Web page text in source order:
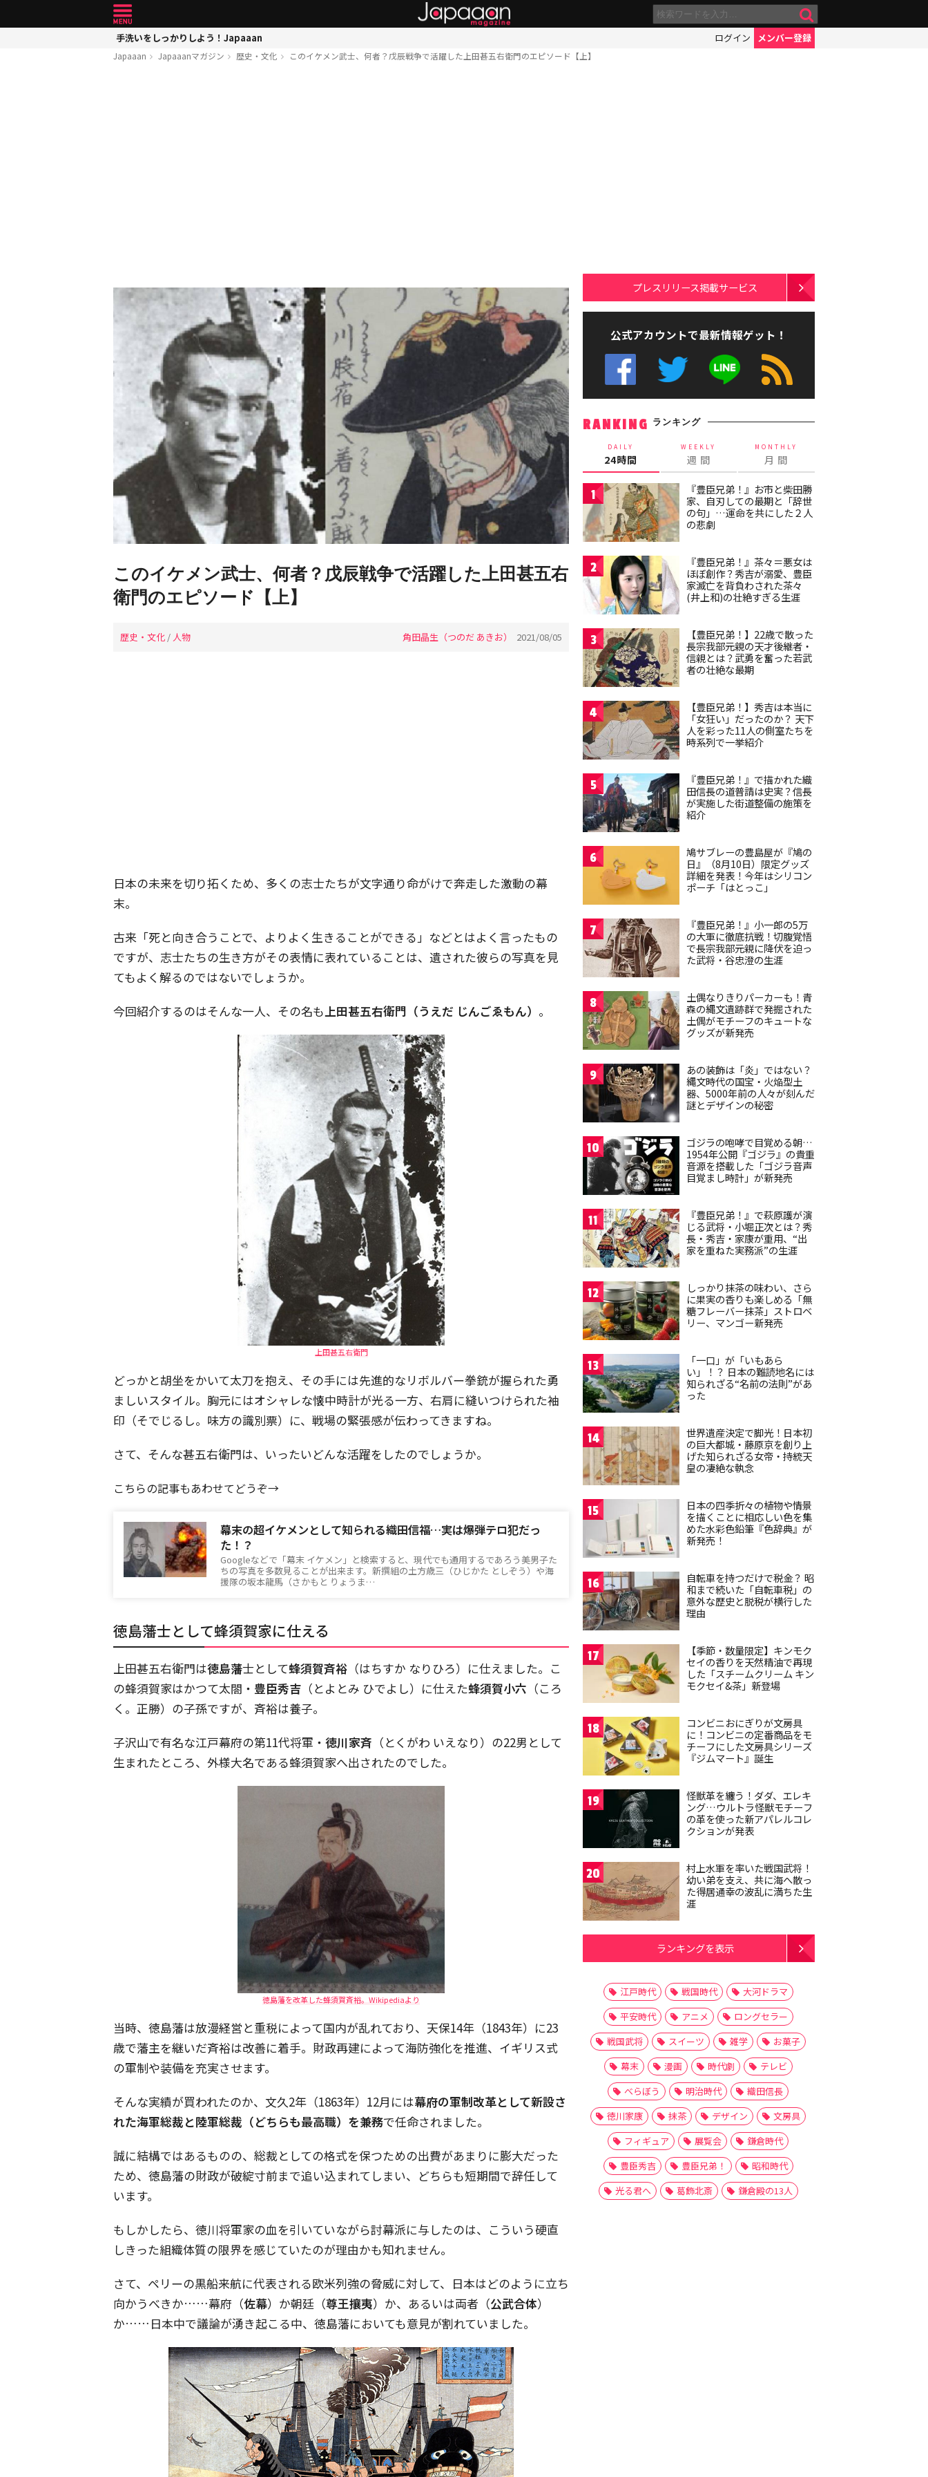
手洗いをしっかりしよう！Japaaan ログイン メンバー登録
Japaaan Japaaanマガジン 歴史・文化 このイケメン武士、何者？戊辰戦争で活躍した上田甚五右衛門のエピソード【上】
このイケメン武士、何者？戊辰戦争で活躍した上田甚五右
衛門のエピソード【上】
歴史・文化 / 人物 角田晶生（つのだ あきお） 2021/08/05
日本の未来を切り拓くため、多くの志士たちが文字通り命がけで奔走した激動の幕
末。
古来「死と向き合うことで、よりよく生きることができる」などとはよく言ったもの
ですが、志士たちの生き方がその表情に表れていることは、遺された彼らの写真を見
てもよく解るのではないでしょうか。
今回紹介するのはそんな一人、その名も上田甚五右衛門（うえだ じんごゑもん） 。
上田甚五右衛門
どっかと胡坐をかいて太刀を抱え、その手には先進的なリボルバー拳銃が握られた勇
ましいスタイル。胸元にはオシャレな懐中時計が光る一方、右肩に縫いつけられた袖
印（そでじるし。味方の識別票）に、戦場の緊張感が伝わってきますね。
さて、そんな甚五右衛門は、いったいどんな活躍をしたのでしょうか。
こちらの記事もあわせてどうぞ→
幕末の超イケメンとして知られる織田信福…実は爆弾テロ犯だっ
た！？
Googleなどで「幕末 イケメン」と検索すると、現代でも通用するであろう美男子た
ちの写真を多数見ることが出来ます。新撰組の土方歳三（ひじかた としぞう）や海
援隊の坂本龍馬（さかもと りょうま…
徳島藩士として蜂須賀家に仕える
上田甚五右衛門は徳島藩士として蜂須賀斉裕 （はちすか なりひろ）に仕えました。こ
の蜂須賀家はかつて太閤・ 豊臣秀吉 （とよとみ ひでよし）に仕えた蜂須賀小六 （ころ
く。正勝）の子孫ですが、斉裕は養子。
子沢山で有名な江戸幕府の第11代将軍・ 徳川家斉 （とくがわ いえなり）の22男として
生まれたところ、外様大名である蜂須賀家へ出されたのでした。
徳島藩を改革した蜂須賀斉裕。Wikipediaより
当時、徳島藩は放漫経営と重税によって国内が乱れており、天保14年（1843年）に23
歳で藩主を継いだ斉裕は改善に着手。財政再建によって海防強化を推進、イギリス式
の軍制や装備を充実させます。
そんな実績が買われたのか、文久2年（1863年）12月には幕府の軍制改革として新設さ
れた海軍総裁と陸軍総裁（どちらも最高職）を兼務で任命されました。
誠に結構ではあるものの、総裁としての格式を保つための出費があまりに膨大だった
ため、徳島藩の財政が破綻寸前まで追い込まれてしまい、どちらも短期間で辞任して
います。
もしかしたら、徳川将軍家の血を引いていながら討幕派に与したのは、こういう硬直
しきった組織体質の限界を感じていたのが理由かも知れません。
さて、ペリーの黒船来航に代表される欧米列強の脅威に対して、日本はどのように立ち
向かうべきか……幕府（佐幕）か朝廷（尊王攘夷）か、あるいは両者（公武合体）
か……日本中で議論が湧き起こる中、徳島藩においても意見が割れていました。
プレスリリース掲載サービス
公式アカウントで最新情報ゲット！
RANKING ランキング
DAILY
24時間
WEEKLY
週 間
MONTHLY
月 間
1
『豊臣兄弟！』お市と柴田勝
家、自刃しての最期と「辞世
の句」…運命を共にした２人
の悲劇
2
『豊臣兄弟！』茶々＝悪女は
ほぼ創作？秀吉が溺愛、豊臣
家滅亡を背負わされた茶々
(井上和)の壮絶すぎる生涯
3
【豊臣兄弟！】22歳で散った
長宗我部元親の天才後継者・
信親とは？武勇を奮った若武
者の壮絶な最期
4
【豊臣兄弟！】秀吉は本当に
「女狂い」だったのか？ 天下
人を彩った11人の側室たちを
時系列で一挙紹介
5
『豊臣兄弟！』で描かれた織
田信長の道普請は史実？信長
が実施した街道整備の施策を
紹介
6
鳩サブレーの豊島屋が『鳩の
日』（8月10日）限定グッズ
詳細を発表！今年はシリコン
ポーチ「はとっこ」
7
『豊臣兄弟！』小一郎の5万
の大軍に徹底抗戦！切腹覚悟
で長宗我部元親に降伏を迫っ
た武将・谷忠澄の生涯
8
土偶なりきりパーカーも！青
森の縄文遺跡群で発掘された
土偶がモチーフのキュートな
グッズが新発売
9
あの装飾は「炎」ではない？
縄文時代の国宝・火焔型土
器、5000年前の人々が刻んだ
謎とデザインの秘密
10
ゴジラの咆哮で目覚める朝…
1954年公開『ゴジラ』の貴重
音源を搭載した「ゴジラ音声
目覚まし時計」が新発売
11
『豊臣兄弟！』で萩原護が演
じる武将・小堀正次とは？秀
長・秀吉・家康が重用、“出
家を重ねた実務派”の生涯
12
しっかり抹茶の味わい、さら
に果実の香りも楽しめる「無
糖フレーバー抹茶」ストロベ
リー、マンゴー新発売
13
「一口」が「いもあら
い」！？ 日本の難読地名には
知られざる“名前の法則”があ
った
14
世界遺産決定で脚光！日本初
の巨大都城・藤原京を創り上
げた知られざる女帝・持統天
皇の凄絶な執念
15
日本の四季折々の植物や情景
を描くことに相応しい色を集
めた水彩色鉛筆『色辞典』が
新発売！
16
自転車を持つだけで税金？ 昭
和まで続いた「自転車税」の
意外な歴史と脱税が横行した
理由
17
【季節・数量限定】キンモク
セイの香りを天然精油で再現
した「スチームクリーム キン
モクセイ&茶」新登場
18
コンビニおにぎりが文房具
に！コンビニの定番商品をモ
チーフにした文房具シリーズ
『ジムマート』誕生
19
怪獣革を纏う！ダダ、エレキ
ング…ウルトラ怪獣モチーフ
の革を使った新アパレルコレ
クションが発表
20
村上水軍を率いた戦国武将！
幼い弟を支え、共に海へ散っ
た得居通幸の波乱に満ちた生
涯
ランキングを表示
江戸時代 戦国時代
大河ドラマ
平安時代
アニメ
ロングセラー
戦国武将
スイーツ 雑学
お菓子
幕末
漫画 時代劇
テレビ
べらぼう
明治時代
織田信長
徳川家康
抹茶 デザイン
文房具
フィギュア
展覧会
鎌倉時代
豊臣秀吉
豊臣兄弟！
昭和時代
光る君へ
葛飾北斎 鎌倉殿の13人